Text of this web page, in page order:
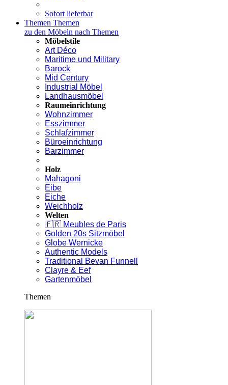
Sofort lieferbar
Themen Themen
zu den Möbeln nach Themen
Möbelstile
Art Déco
Maritime und Military
Barock
Mid Century
Industrial Möbel
Landhausmöbel
Raumeinrichtung
Wohnzimmer
Esszimmer
Schlafzimmer
Büroeinrichtung
Barzimmer
Holz
Mahagoni
Eibe
Eiche
Weichholz
Welten
🇫🇷 Meubles de Paris
Golden 20s Sitzmöbel
Globe Wernicke
Authentic Models
Traditional Bevan Funnell
Clayre & Eef
Gartenmöbel
Themen